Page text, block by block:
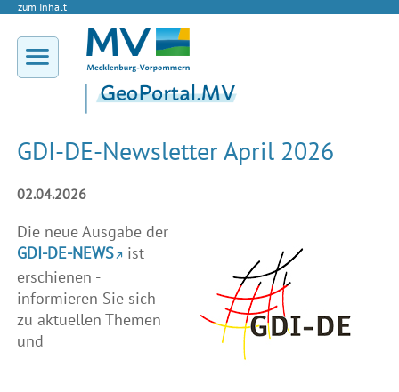
zum Inhalt
GDI-DE-Newsletter April 2026
02.04.2026
Die neue Ausgabe der
GDI-DE-NEWS ist
erschienen -
informieren Sie sich
zu aktuellen Themen
und